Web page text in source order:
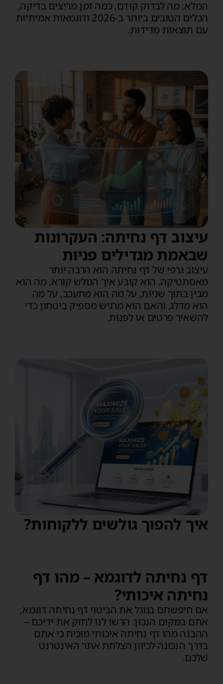
המלא: מה לבדוק קודם, כמה זמן מריצים בדיקה,
הכלים הטובים ביותר ב-2026 ודוגמאות אמיתיות
עם תוצאות מדידות.
עיצוב דף נחיתה: העקרונות
שבאמת מגדילים פניות
עיצוב גרפי של דף נחיתה הוא הרבה יותר
מאסתטיקה. הוא קובע איך הגולש קורא, מה הוא
מבין בתוך שניות, על מה הוא מתעכב, על מה
הוא מדלג, והאם הוא מרגיש מספיק ביטחון כדי
להשאיר פרטים או לפנות.
איך להפוך גולשים ללקוחות?
דף נחיתה לדוגמא – מהו דף
נחיתה איכותי?
אם חיפשתם בגוגל את הביטוי דף נחיתה דוגמא,
אתם במקום הנכון. הרשו לנו לחזק את ידיכם –
ההבנה מהו דף נחיתה איכותי מוכיח כי אתם
בדרך הנכונה לכיוון הצלחת אתר האינטרנט
שלכם.